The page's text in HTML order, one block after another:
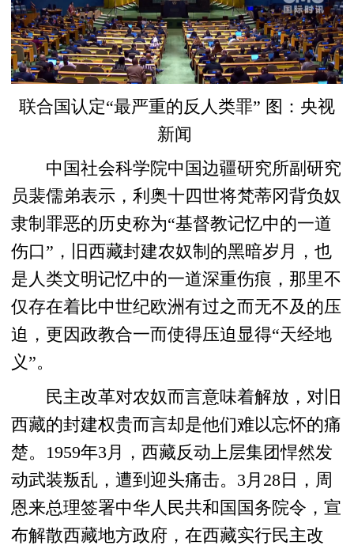
联合国认定“最严重的反人类罪” 图：央视
新闻
中国社会科学院中国边疆研究所副研究
员裴儒弟表示，利奥十四世将梵蒂冈背负奴
隶制罪恶的历史称为“基督教记忆中的一道
伤口”，旧西藏封建农奴制的黑暗岁月，也
是人类文明记忆中的一道深重伤痕，那里不
仅存在着比中世纪欧洲有过之而无不及的压
迫，更因政教合一而使得压迫显得“天经地
义”。
民主改革对农奴而言意味着解放，对旧
西藏的封建权贵而言却是他们难以忘怀的痛
楚。1959年3月，西藏反动上层集团悍然发
动武装叛乱，遭到迎头痛击。3月28日，周
恩来总理签署中华人民共和国国务院令，宣
布解散西藏地方政府，在西藏实行民主改